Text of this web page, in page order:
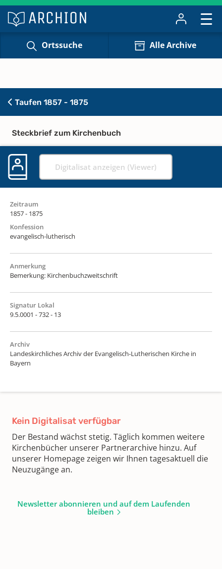
Ortssuche Alle Archive
Taufen 1857 - 1875
Steckbrief zum Kirchenbuch
Digitalisat anzeigen (Viewer)
Zeitraum
1857 - 1875
Konfession
evangelisch-lutherisch
Anmerkung
Bemerkung: Kirchenbuchzweitschrift
Signatur Lokal
9.5.0001 - 732 - 13
Archiv
Landeskirchliches Archiv der Evangelisch-Lutherischen Kirche in
Bayern
Kein Digitalisat verfügbar
Der Bestand wächst stetig. Täglich kommen weitere
Kirchenbücher unserer Partnerarchive hinzu. Auf
unserer Homepage zeigen wir Ihnen tagesaktuell die
Neuzugänge an.
Newsletter abonnieren und auf dem Laufenden
bleiben